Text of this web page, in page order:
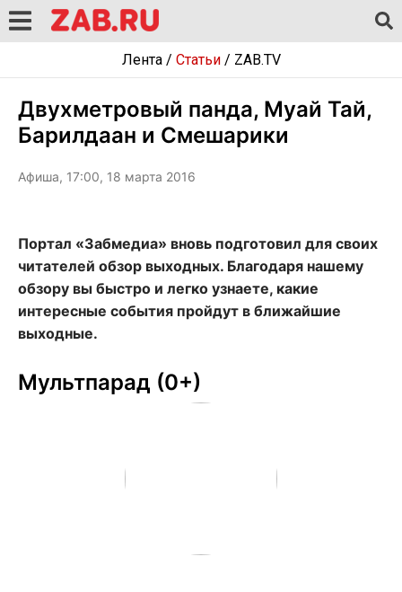
Лента/ Статьи/ ZAB.TV
Двухметровый панда, Муай Тай,
Барилдаан и Смешарики
Афиша, 17:00, 18 марта 2016
Портал «Забмедиа» вновь подготовил для своих
читателей обзор выходных. Благодаря нашему
обзору вы быстро и легко узнаете, какие
интересные события пройдут в ближайшие
выходные.
Мультпарад (0+)